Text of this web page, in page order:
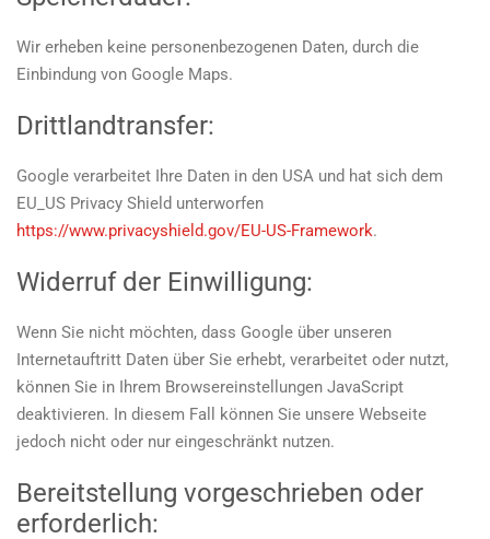
Wir erheben keine personenbezogenen Daten, durch die
Einbindung von Google Maps.
Drittlandtransfer:
Google verarbeitet Ihre Daten in den USA und hat sich dem
EU_US Privacy Shield unterworfen
https://www.privacyshield.gov/EU-US-Framework.
Widerruf der Einwilligung:
Wenn Sie nicht möchten, dass Google über unseren
Internetauftritt Daten über Sie erhebt, verarbeitet oder nutzt,
können Sie in Ihrem Browsereinstellungen JavaScript
deaktivieren. In diesem Fall können Sie unsere Webseite
jedoch nicht oder nur eingeschränkt nutzen.
Bereitstellung vorgeschrieben oder
erforderlich: